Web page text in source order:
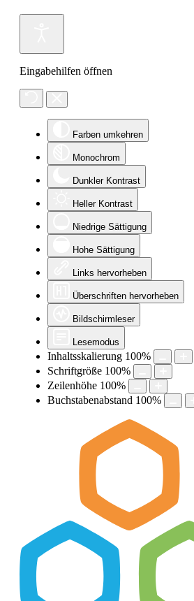
Eingabehilfen öffnen
Farben umkehren
Monochrom
Dunkler Kontrast
Heller Kontrast
Niedrige Sättigung
Hohe Sättigung
Links hervorheben
Überschriften hervorheben
Bildschirmleser
Lesemodus
Inhaltsskalierung 100%
Schriftgröße 100%
Zeilenhöhe 100%
Buchstabenabstand 100%